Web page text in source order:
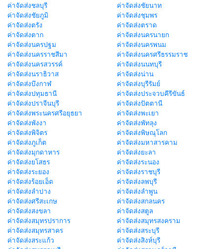
ค่าจัดส่งชลบุรี
ค่าจัดส่งชัยนาท
ค่าจัดส่งชัยภูมิ
ค่าจัดส่งชุมพร
ค่าจัดส่งตรัง
ค่าจัดส่งตราด
ค่าจัดส่งตาก
ค่าจัดส่งนครนายก
ค่าจัดส่งนครปฐม
ค่าจัดส่งนครพนม
ค่าจัดส่งนครราชสีมา
ค่าจัดส่งนครศรีธรรมราช
ค่าจัดส่งนครสวรรค์
ค่าจัดส่งนนทบุรี
ค่าจัดส่งนราธิวาส
ค่าจัดส่งน่าน
ค่าจัดส่งบึงกาฬ
ค่าจัดส่งบุรีรัมย์
ค่าจัดส่งปทุมธานี
ค่าจัดส่งประจวบคีรีขันธ์
ค่าจัดส่งปราจีนบุรี
ค่าจัดส่งปัตตานี
ค่าจัดส่งพระนครศรีอยุธยา
ค่าจัดส่งพะเยา
ค่าจัดส่งพังงา
ค่าจัดส่งพัทลุง
ค่าจัดส่งพิจิตร
ค่าจัดส่งพิษณุโลก
ค่าจัดส่งภูเก็ต
ค่าจัดส่งมหาสารคาม
ค่าจัดส่งมุกดาหาร
ค่าจัดส่งยะลา
ค่าจัดส่งยโสธร
ค่าจัดส่งระนอง
ค่าจัดส่งระยอง
ค่าจัดส่งราชบุรี
ค่าจัดส่งร้อยเอ็ด
ค่าจัดส่งลพบุรี
ค่าจัดส่งลำปาง
ค่าจัดส่งลำพูน
ค่าจัดส่งศรีสะเกษ
ค่าจัดส่งสกลนคร
ค่าจัดส่งสงขลา
ค่าจัดส่งสตูล
ค่าจัดส่งสมุทรปราการ
ค่าจัดส่งสมุทรสงคราม
ค่าจัดส่งสมุทรสาคร
ค่าจัดส่งสระบุรี
ค่าจัดส่งสระแก้ว
ค่าจัดส่งสิงห์บุรี